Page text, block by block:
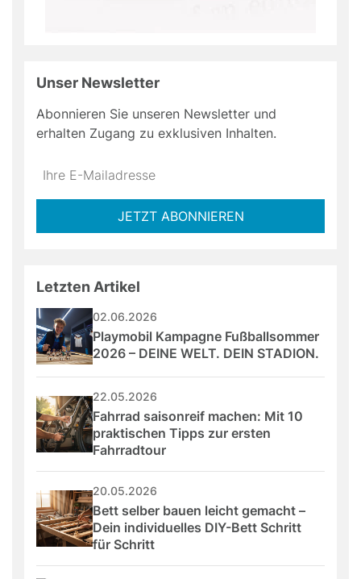
Unser Newsletter
Abonnieren Sie unseren Newsletter und
erhalten Zugang zu exklusiven Inhalten.
Do
*Ihre
JETZT ABONNIEREN
Letzten Artikel
02.06.2026
Playmobil Kampagne Fußballsommer
2026 – DEINE WELT. DEIN STADION.
22.05.2026
Fahrrad saisonreif machen: Mit 10
praktischen Tipps zur ersten
Fahrradtour
20.05.2026
Bett selber bauen leicht gemacht –
Dein individuelles DIY-Bett Schritt
für Schritt